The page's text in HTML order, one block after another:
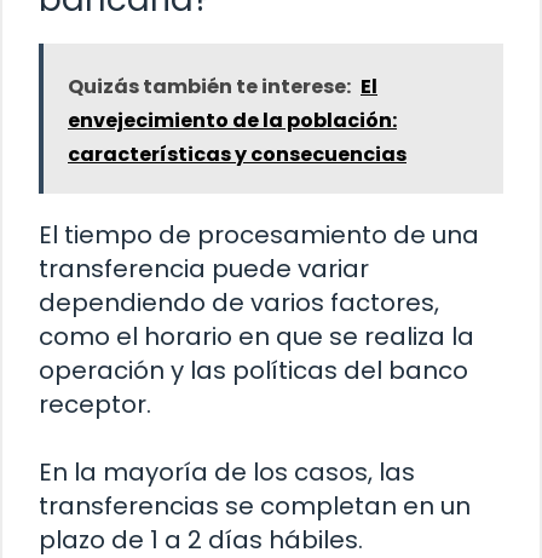
Quizás también te interese: El
envejecimiento de la población:
características y consecuencias
El tiempo de procesamiento de una
transferencia puede variar
dependiendo de varios factores,
como el horario en que se realiza la
operación y las políticas del banco
receptor.
En la mayoría de los casos, las
transferencias se completan en un
plazo de 1 a 2 días hábiles.